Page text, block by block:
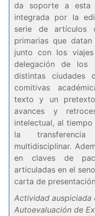
da soporte a esta
integrada por la
serie de artículos
primarias que
junto con los
delegación de los
distintas ciudades
comitivas
texto y un
avances y
intelectual, al
la
multidisciplinar.
en claves de
articuladas en el
carta de
Actividad auspiciada
Autoevaluación de